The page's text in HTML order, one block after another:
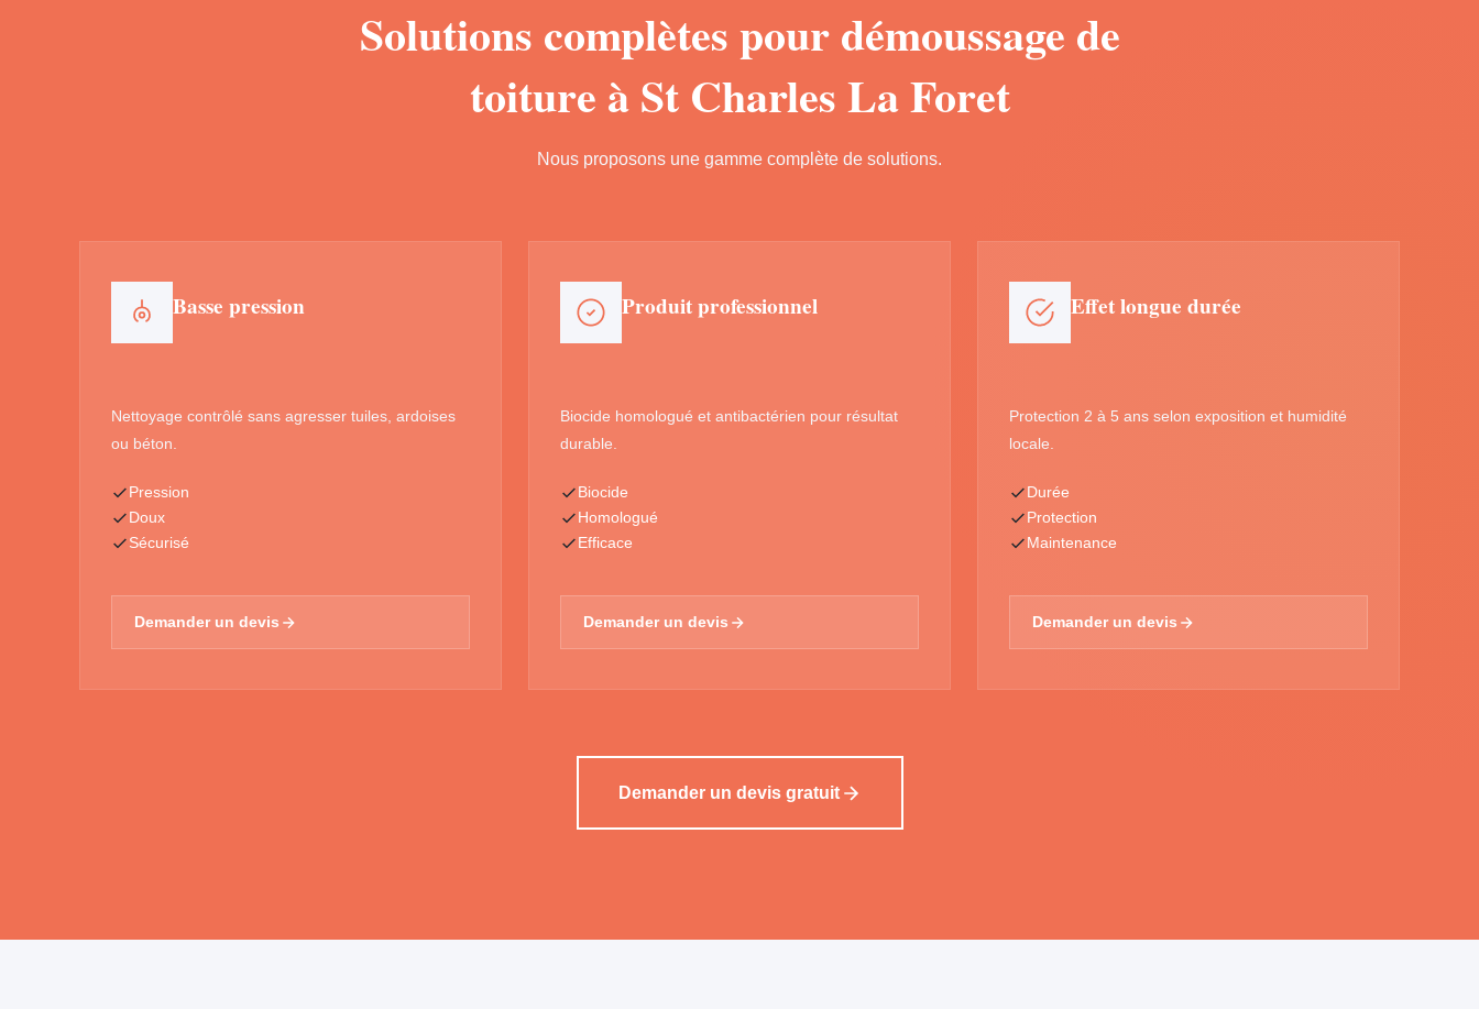
Solutions complètes pour démoussage de
toiture à St Charles La Foret
Nous proposons une gamme complète de solutions.
Basse pression
Nettoyage contrôlé sans agresser tuiles, ardoises
ou béton.
Pression
Doux
Sécurisé
Demander un devis
Produit professionnel
Biocide homologué et antibactérien pour résultat
durable.
Biocide
Homologué
Efficace
Demander un devis
Effet longue durée
Protection 2 à 5 ans selon exposition et humidité
locale.
Durée
Protection
Maintenance
Demander un devis
Demander un devis gratuit